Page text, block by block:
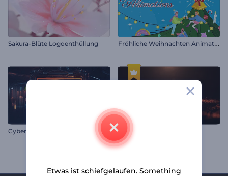
Sakura-Blüte Logoenthüllung F
röhliche Weihnachten Animationen
Cyberpunk-Schild-Intro Teilchenwellen Logo Reveal
Etwas ist schiefgelaufen. Something